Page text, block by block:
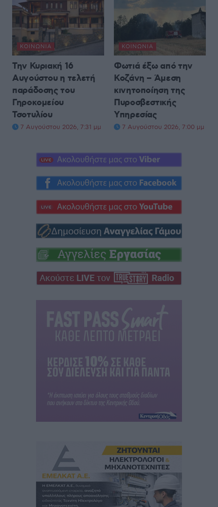
ΚΟΙΝΩΝΊΑ
Την Κυριακή 16
Αυγούστου η τελετή
παράδοσης του
Γηροκομείου
Τσοτυλίου
7 Αυγούστου 2026, 7:31 μμ
ΚΟΙΝΩΝΊΑ
Φωτιά έξω από την
Κοζάνη – Άμεση
κινητοποίηση της
Πυροσβεστικής
Υπηρεσίας
7 Αυγούστου 2026, 7:00 μμ